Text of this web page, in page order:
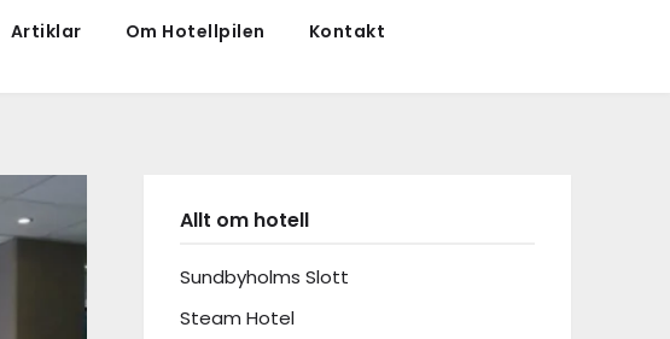
Artiklar Om Hotellpilen Kontakt
Allt om hotell
Sundbyholms Slott
Steam Hotel